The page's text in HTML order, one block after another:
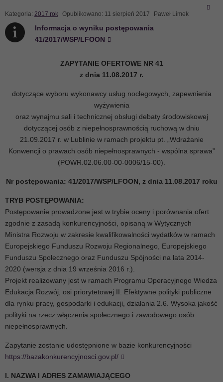
Kategoria: 2017 rok Opublikowano: 11 sierpień 2017 Paweł Limek
Informacja o wyniku postępowania
41/2017/WSP/LFOON
ZAPYTANIE OFERTOWE NR 41
z dnia 11.08.2017 r.
dotyczące wyboru wykonawcy usług noclegowych, zapewnienia
wyżywienia
oraz wynajmu sali i technicznej obsługi debaty środowiskowej
dotyczącej osób z niepełnosprawnością ruchową w dniu
21.09.2017 r. w Lublinie w ramach projektu pt. „Wdrażanie
Konwencji o prawach osób niepełnosprawnych - wspólna sprawa”
(POWR.02.06.00-00-0006/15-00).
Nr postępowania: 41/2017/WSP/LFOON, z dnia 11.08.2017 roku
TRYB POSTĘPOWANIA:
Postępowanie prowadzone jest w trybie oceny i porównania ofert
zgodnie z zasadą konkurencyjności, opisaną w Wytycznych
Ministra Rozwoju w zakresie kwalifikowalności wydatków w ramach
Europejskiego Funduszu Rozwoju Regionalnego, Europejskiego
Funduszu Społecznego oraz Funduszu Spójności na lata 2014-
2020 (wersja z dnia 19 września 2016 r.).
Projekt realizowany jest w ramach Programu Operacyjnego Wiedza
Edukacja Rozwój, osi priorytetowej II. Efektywne polityki publiczne
dla rynku pracy, gospodarki i edukacji, działania 2.6. Wysoka jakość
polityki na rzecz włączenia społecznego i zawodowego osób
niepełnosprawnych.
Zapytanie zostanie udostępnione w bazie konkurencyjności
https://bazakonkurencyjnosci.gov.pl/
I. NAZWA I ADRES ZAMAWIAJĄCEGO